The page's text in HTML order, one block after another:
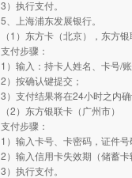
3）执行支付。
5、上海浦东发展银行。
（1）东方卡（北京），东方
支付步骤：
1）输入：持卡人姓名、卡号/
2）按确认键提交；
3）支付结果将在24小时之内
（2）东方银联卡（广州市）
支付步骤：
1）输入卡号、卡密码，证件
2）输入信用卡失效期（储蓄
3）执行支付。